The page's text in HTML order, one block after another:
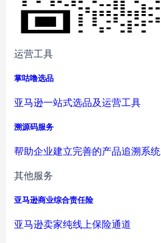
运营工具
掌咕噜选品
亚马逊一站式选品及运营工具
溯源码服务
帮助企业建立完善的产品追溯系统
其他服务
亚马逊商业综合责任险
亚马逊卖家纯线上保险通道